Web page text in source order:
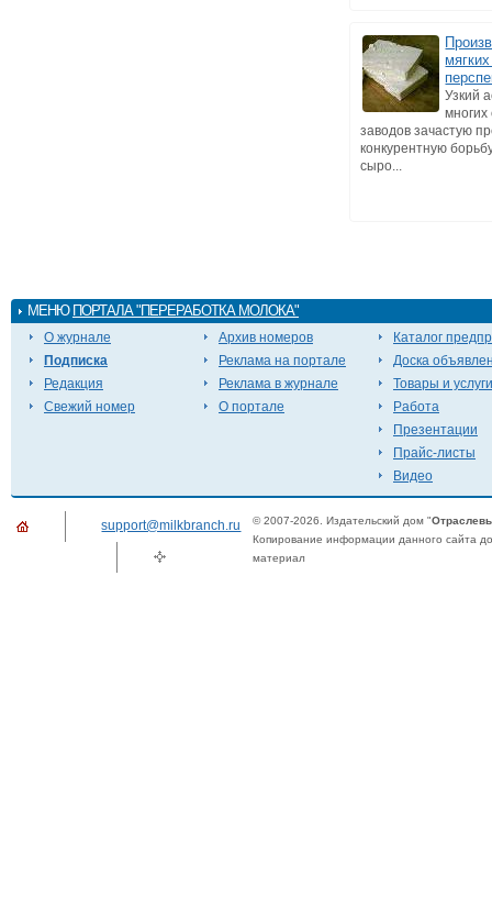
Узкий
заводов зачастую
конкурентную
сыро...
МЕНЮ ПОРТАЛА "ПЕРЕРАБОТКА МОЛОКА"
О журнале
Подписка
Редакция
Свежий номер
Архив номеров
Реклама на портале
Реклама в журнале
О портале
Каталог
Доска
Товары и услуги
Работа
Презентации
Прайс-листы
Видео
support@milkbranch.ru © 2007-2026. Издательский дом "
Копирование информации данного сайта
материал